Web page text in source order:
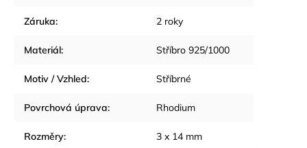
Záruka: 2 roky
Materiál: Stříbro 925/1000
Motiv / Vzhled: Stříbrné
Povrchová úprava: Rhodium
Rozměry: 3 x 14 mm